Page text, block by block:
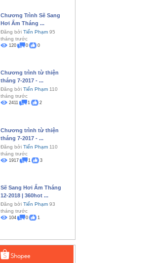
Chương Trình Sẽ Sang
Hơi Ấm Tháng ...
Đăng bởi Tiến Phạm95
tháng trước
120 0 0
Chương trình từ thiện
tháng 7-2017 - ...
Đăng bởi Tiến Phạm110
tháng trước
2411 1 2
Chương trình từ thiện
tháng 7-2017 - ...
Đăng bởi Tiến Phạm110
tháng trước
1917 1 3
Sẽ Sang Hơi Ấm Tháng
12-2018 | 360hot ...
Đăng bởi Tiến Phạm93
tháng trước
104 0 1